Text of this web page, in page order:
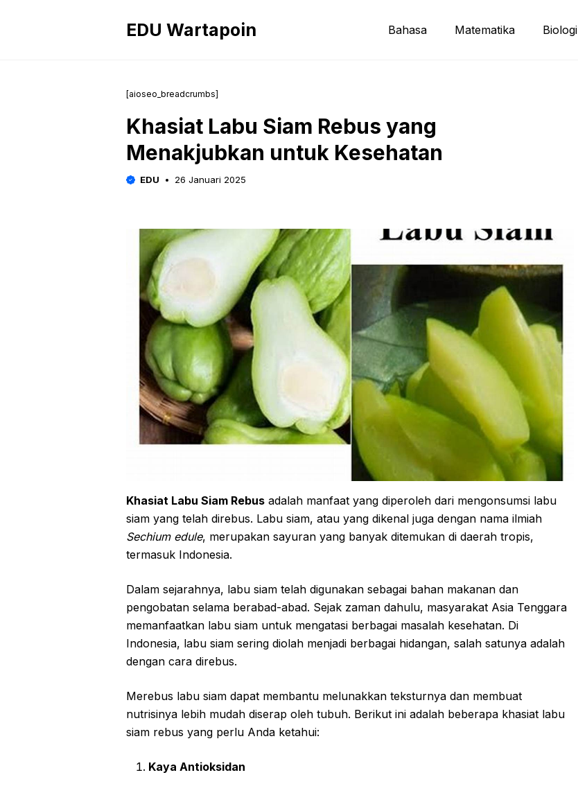
EDU Wartapoin Bahasa Matematika Biologi
[aioseo_breadcrumbs]
Khasiat Labu Siam Rebus yang
Menakjubkan untuk Kesehatan
EDU 26 Januari 2025
Khasiat Labu Siam Rebus adalah manfaat yang diperoleh dari mengonsumsi labu
siam yang telah direbus. Labu siam, atau yang dikenal juga dengan nama ilmiah
Sechium edule, merupakan sayuran yang banyak ditemukan di daerah tropis,
termasuk Indonesia.
Dalam sejarahnya, labu siam telah digunakan sebagai bahan makanan dan
pengobatan selama berabad-abad. Sejak zaman dahulu, masyarakat Asia Tenggara
memanfaatkan labu siam untuk mengatasi berbagai masalah kesehatan. Di
Indonesia, labu siam sering diolah menjadi berbagai hidangan, salah satunya adalah
dengan cara direbus.
Merebus labu siam dapat membantu melunakkan teksturnya dan membuat
nutrisinya lebih mudah diserap oleh tubuh. Berikut ini adalah beberapa khasiat labu
siam rebus yang perlu Anda ketahui:
Kaya Antioksidan